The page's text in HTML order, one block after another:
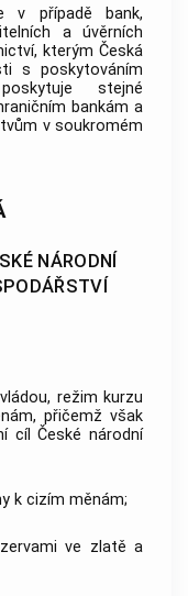
v případě bank,
a úvěrních
kterým Česká
s poskytováním
stejné
bankám a
v soukromém
NÁRODNÍ
režim kurzu
přičemž však
cílČeské národní
k cizím měnám;
ve zlatě a